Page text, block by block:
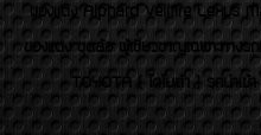
ของเเต่ง Alphard Vellfire Lexus
ของแต่ง ชุดล้อ ผู้เชี่ยวชาญเฉพาะทางร
TOYOTA ( โตโยต้า ) รถนำเข้